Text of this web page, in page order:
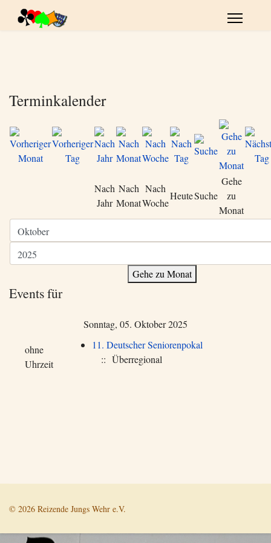
Terminkalender
Nach
Jahr
Nach
Monat
Nach
Woche
HeuteSuche
Gehe
zu
Monat
Gehe zu Monat
Events für
Sonntag, 05. Oktober 2025
ohne
Uhrzeit
11. Deutscher Seniorenpokal
:: Überregional
© 2026 Reizende Jungs Wehr e.V.